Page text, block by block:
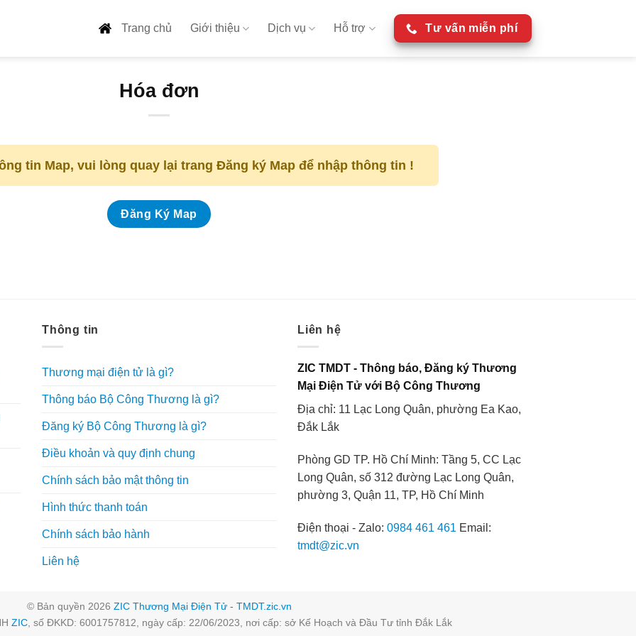
Trang chủ Giới thiệu Dịch vụ Hỗ trợ Tư vấn miễn phí
Hóa đơn
tin Map, vui lòng quay lại trang Đăng ký Map để nhập thông tin !
Đăng Ký Map
Thông tin
Thương mại điện tử là gì?
Thông báo Bộ Công Thương là gì?
Đăng ký Bộ Công Thương là gì?
Điều khoản và quy định chung
Chính sách bảo mật thông tin
Hình thức thanh toán
Chính sách bảo hành
Liên hệ
Liên hệ
ZIC TMDT - Thông báo, Đăng ký Thương
Mại Điện Tử với Bộ Công Thương
Địa chỉ: 11 Lạc Long Quân, phường Ea Kao,
Đắk Lắk
Phòng GD TP. Hồ Chí Minh: Tầng 5, CC Lạc
Long Quân, số 312 đường Lạc Long Quân,
phường 3, Quận 11, TP, Hồ Chí Minh
Điện thoại - Zalo: 0984 461 461 Email:
tmdt@zic.vn
© Bản quyền 2026 ZIC Thương Mại Điện Tử - TMDT.zic.vn
ZIC , số ĐKKD: 6001757812, ngày cấp: 22/06/2023, nơi cấp: sở Kế Hoạch và Đầu Tư tỉnh Đắk Lắk